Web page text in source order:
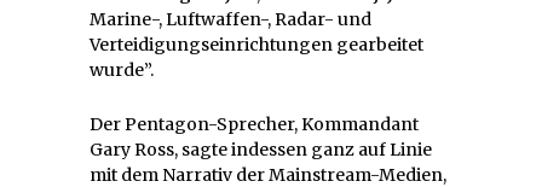
Marine-, Luftwaffen-, Radar- und
Verteidigungseinrichtungen gearbeitet
wurde”.
Der Pentagon-Sprecher, Kommandant
Gary Ross, sagte indessen ganz auf Linie
mit dem Narrativ der Mainstream-Medien,